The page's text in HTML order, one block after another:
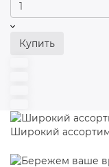
Купить
Широкий